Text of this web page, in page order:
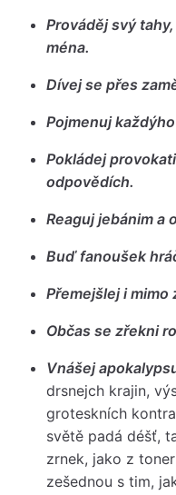
Prováděj svý
ména.
Dívej se přes
Pojmenuj
Pokládej
odpovědích.
Reaguj jebánim a
Buď fanoušek
Přemejšlej i mimo
Občas se zřekni
Vnášej
drsnejch krajin,
groteskních
světě padá déšť,
zrnek, jako z
zešednou s tim,